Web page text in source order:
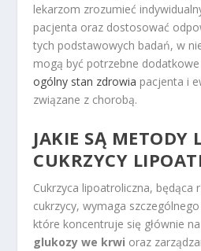
lekarzom zrozumieć
pacjenta oraz dostosować
tych podstawowych badań, w
mogą być potrzebne
ogólny stan zdrowia pacjenta i
związane z chorobą.
JAKIE SĄ METODY
CUKRZYCY
Cukrzyca lipoatroliczna, będąca
cukrzycy, wymaga
które koncentruje się głównie na
glukozy we krwi oraz